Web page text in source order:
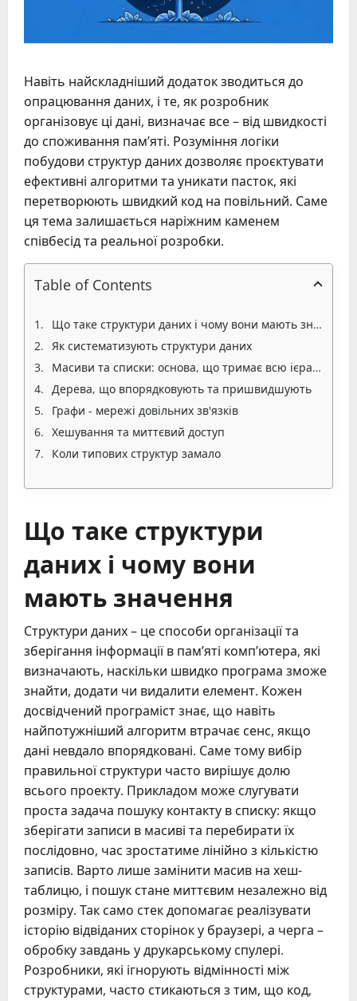
Навіть найскладніший додаток зводиться до
опрацювання даних, і те, як розробник
організовує ці дані, визначає все – від швидкості
до споживання пам’яті. Розуміння логіки
побудови структур даних дозволяє проєктувати
ефективні алгоритми та уникати пасток, які
перетворюють швидкий код на повільний. Саме
ця тема залишається наріжним каменем
співбесід та реальної розробки.
Table of Contents
Що таке структури даних і чому вони мають значення
Як систематизують структури даних
Масиви та списки: основа, що тримає всю ієрархію
Дерева, що впорядковують та пришвидшують
Графи - мережі довільних зв'язків
Хешування та миттєвий доступ
Коли типових структур замало
Що таке структури
даних і чому вони
мають значення
Структури даних – це способи організації та
зберігання інформації в пам’яті комп’ютера, які
визначають, наскільки швидко програма зможе
знайти, додати чи видалити елемент. Кожен
досвідчений програміст знає, що навіть
найпотужніший алгоритм втрачає сенс, якщо
дані невдало впорядковані. Саме тому вибір
правильної структури часто вирішує долю
всього проекту. Прикладом може слугувати
проста задача пошуку контакту в списку: якщо
зберігати записи в масиві та перебирати їх
послідовно, час зростатиме лінійно з кількістю
записів. Варто лише замінити масив на хеш-
таблицю, і пошук стане миттєвим незалежно від
розміру. Так само стек допомагає реалізувати
історію відвіданих сторінок у браузері, а черга –
обробку завдань у друкарському спулері.
Розробники, які ігнорують відмінності між
структурами, часто стикаються з тим, що код,